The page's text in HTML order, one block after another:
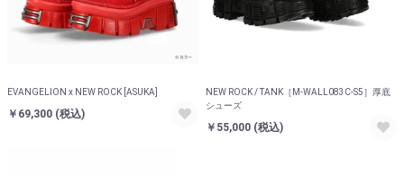
EVANGELION x NEW ROCK [ASUKA]
￥69,300 (税込)
NEW ROCK / TANK［M-WALL083C-S5］厚底
シューズ
￥55,000 (税込)